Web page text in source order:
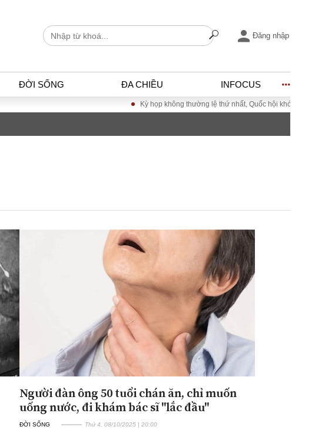
Đăng nhập
ĐỜI SỐNG ĐA CHIỀU INFOCUS
Giao thông – Đô thị
Đăng ký tin tức mới
Kỳ họp không thường lệ thứ nhất, Quốc hội khóa XVI Đưa
Người đàn ông 50 tuổi chán ăn, chỉ muốn
uống nước, đi khám bác sĩ "lắc đầu"
ĐỜI SỐNG Thứ 4, 08/10/2025 | 20:00